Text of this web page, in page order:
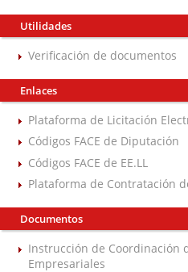
Utilidades
Verificación de documentos
Enlaces
Plataforma de Licitación
Códigos FACE de Diputación
Códigos FACE de EE.LL
Plataforma de Contratación
Documentos
Instrucción de Coordinación
Empresariales